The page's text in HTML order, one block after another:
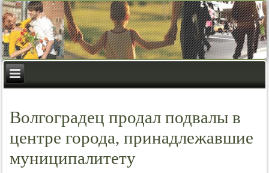
Волгоградец продал подвалы в
центре города, принадлежавшие
муниципалитету